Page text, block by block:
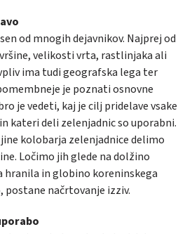
od mnogih dejavnikov. Najprej od
velikosti vrta, rastlinjaka ali
ima tudi geografska lega ter
je poznati osnovne
je vedeti, kaj je cilj pridelave vsake
kateri deli zelenjadnic so uporabni.
kolobarja zelenjadnice delimo
Ločimo jih glede na dolžino
hranila in globino koreninskega
postane načrtovanje izziv.